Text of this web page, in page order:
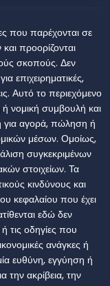
που παρέχονται σε
προορίζονται
σκοπούς. Δεν
επιχειρηματικές,
Αυτό το περιεχόμενο
ή νομική συμβουλή και
για αγορά, πώληση ή
μέσων. Ομοίως,
συγκεκριμένων
στοιχείων. Τα
κινδύνους και
κεφαλαίου που έχει
εδώ δεν
τις οδηγίες που
ανάγκες ή
ευθύνη, εγγύηση ή
την ακρίβεια, την